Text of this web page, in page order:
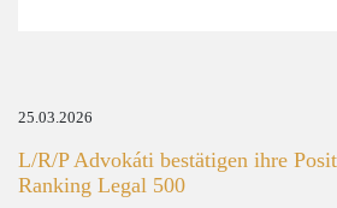
25.03.2026
L/R/P Advokáti bestätigen ihre
Ranking Legal 500